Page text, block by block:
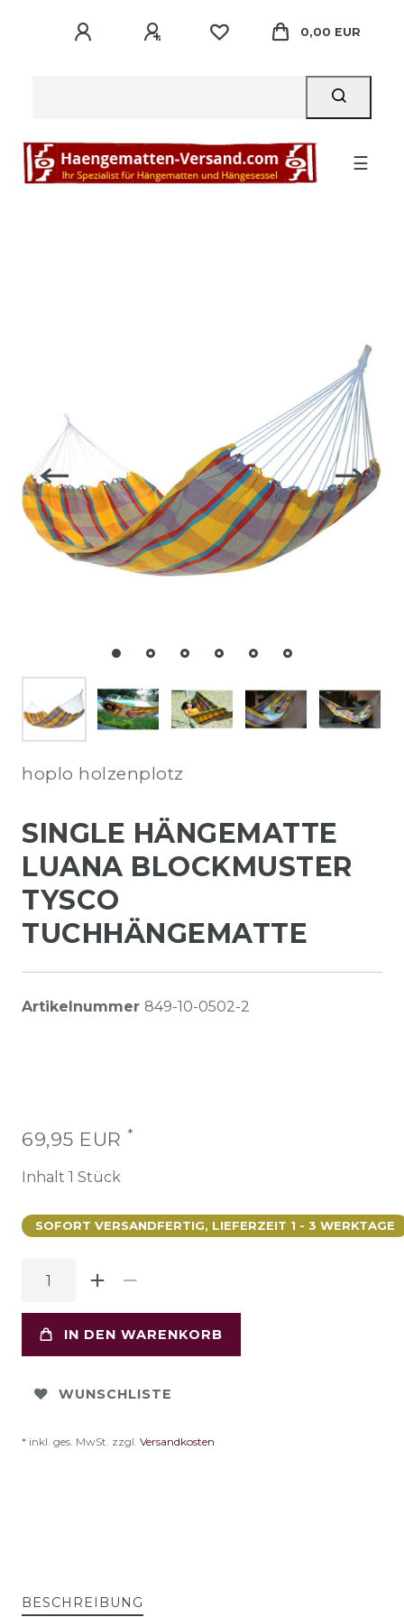
0,00 EUR
☰
hoplo holzenplotz
SINGLE HÄNGEMATTE
LUANA BLOCKMUSTER
TYSCO
TUCHHÄNGEMATTE
Artikelnummer 849-10-0502-2
69,95 EUR *
Inhalt 1 Stück
SOFORT VERSANDFERTIG, LIEFERZEIT 1 - 3 WERKTAGE
IN DEN WARENKORB
WUNSCHLISTE
* inkl. ges. MwSt. zzgl. Versandkosten
BESCHREIBUNG